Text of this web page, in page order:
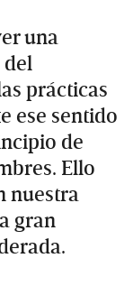
una
del
prácticas
ese sentido
de
Ello
nuestra
gran